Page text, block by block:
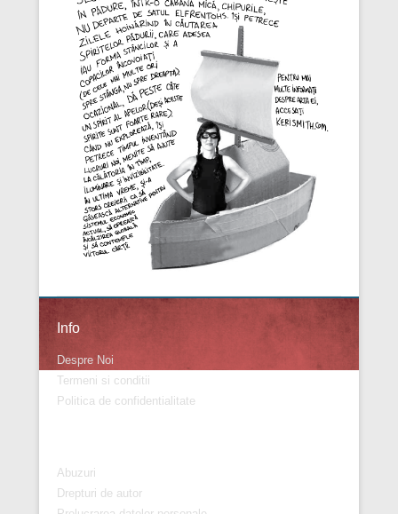
Info
Despre Noi
Termeni si conditii
Politica de confidentialitate
Abuzuri
Drepturi de autor